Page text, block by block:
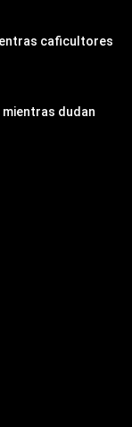
caficultores
mientras dudan